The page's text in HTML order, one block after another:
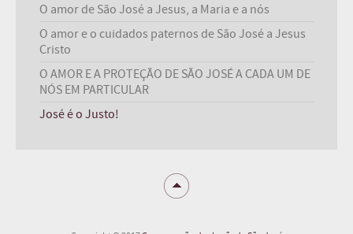
O amor de São José a Jesus, a Maria e a nós
O amor e o cuidados paternos de São José a Jesus
Cristo
O AMOR E A PROTEÇÃO DE SÃO JOSÉ A CADA UM DE
NÓS EM PARTICULAR
José é o Justo!